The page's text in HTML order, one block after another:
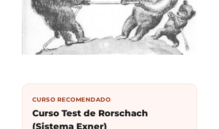
CURSO RECOMENDADO
Curso Test de Rorschach
(Sistema Exner)